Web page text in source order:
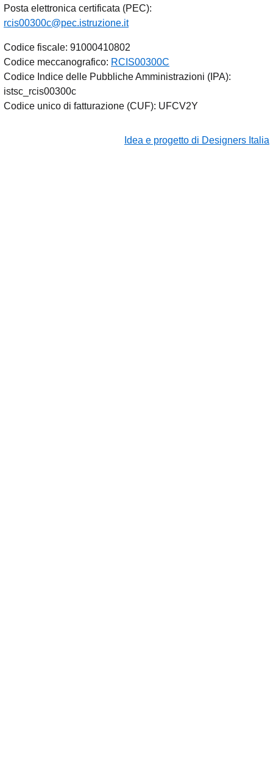
Posta elettronica certificata (PEC):
rcis00300c@pec.istruzione.it
Codice fiscale: 91000410802
Codice meccanografico: RCIS00300C
Codice Indice delle Pubbliche Amministrazioni (IPA):
istsc_rcis00300c
Codice unico di fatturazione (CUF): UFCV2Y
Idea e progetto di Designers Italia